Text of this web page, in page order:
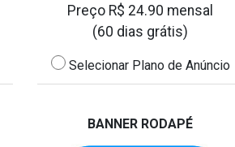
Preço R$ 24.90 mensal
(60 dias grátis)
Selecionar Plano de Anúncio
BANNER RODAPÉ